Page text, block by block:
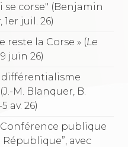
se corse" (Benjamin
, 1er juil. 26)
reste la Corse » (Le
19 juin 26)
différentialisme
M. Blanquer, B.
5 av. 26)
Conférence publique
avec